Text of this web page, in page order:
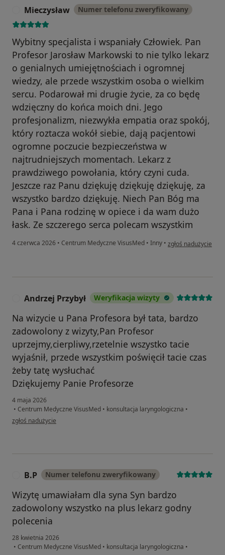
Mieczysław Numer telefonu zweryfikowany
Wybitny specjalista i wspaniały Człowiek. Pan
Profesor Jarosław Markowski to nie tylko lekarz
o genialnych umiejętnościach i ogromnej
wiedzy, ale przede wszystkim osoba o wielkim
sercu. Podarował mi drugie życie, za co będę
wdzięczny do końca moich dni. Jego
profesjonalizm, niezwykła empatia oraz spokój,
który roztacza wokół siebie, dają pacjentowi
ogromne poczucie bezpieczeństwa w
najtrudniejszych momentach. Lekarz z
prawdziwego powołania, który czyni cuda.
Jeszcze raz Panu dziękuję dziękuję dziękuję, za
wszystko bardzo dziękuję. Niech Pan Bóg ma
Pana i Pana rodzinę w opiece i da wam dużo
łask. Ze szczerego serca polecam wszystkim
4 czerwca 2026 • Centrum Medyczne VisusMed • Inny • w opinii użytkownika
zgłoś nadużycie
Andrzej Przybył Weryfikacja wizyty
Na wizycie u Pana Profesora był tata, bardzo
zadowolony z wizyty,Pan Profesor
uprzejmy,cierpliwy,rzetelnie wszystko tacie
wyjaśnił, przede wszystkim poświęcił tacie czas
żeby tatę wysłuchać
Dziękujemy Panie Profesorze
4 maja 2026
• Centrum Medyczne VisusMed • konsultacja laryngologiczna •
w opinii użytkownika Andrzej Przybył
zgłoś nadużycie
B.P Numer telefonu zweryfikowany
Wizytę umawiałam dla syna Syn bardzo
zadowolony wszystko na plus lekarz godny
polecenia
28 kwietnia 2026
• Centrum Medyczne VisusMed • konsultacja laryngologiczna •